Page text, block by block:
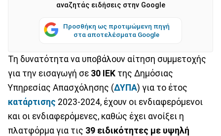
αναζητάς ειδήσεις στην Google
Προσθήκη ως προτιμώμενη πηγή
στα αποτελέσματα Google
Τη δυνατότητα να υποβάλουν αίτηση συμμετοχής
για την εισαγωγή σε 30 ΙΕΚ της Δημόσιας
Υπηρεσίας Απασχόλησης (ΔΥΠΑ) για το έτος
κατάρτισης 2023-2024, έχουν οι ενδιαφερόμενοι
και οι ενδιαφερόμενες, καθώς έχει ανοίξει η
πλατφόρμα για τις 39 ειδικότητες με υψηλή